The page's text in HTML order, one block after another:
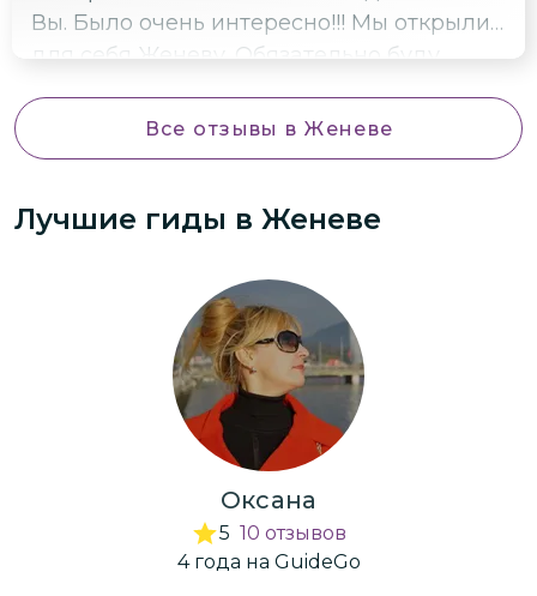
Вы. Было очень интересно!!! Мы открыли
для себя Женеву. Обязательно буду
Все отзывы в Женеве
Лучшие гиды в Женеве
Оксана
5 10 отзывов
4 года на GuideGo